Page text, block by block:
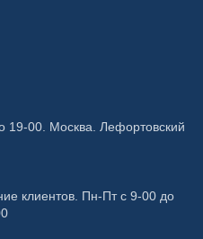
19-00. Москва. Лефортовский
клиентов. Пн-Пт с 9-00 до